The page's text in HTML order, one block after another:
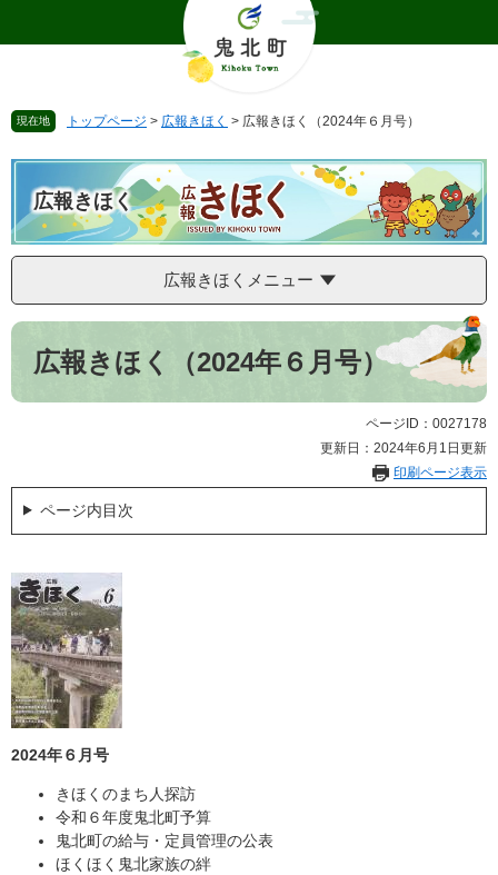
頭
飛
文
現在地 トップページ > 広報きほく > 広報きほく（2024年６月号）
広報きほく
広報きほくメニュー
本
広報きほく（2024年６月号）
ページID：0027178
更新日：2024年6月1日更新
印刷ページ表示
ページ内目次
2024年６月号
きほくのまち人探訪
令和６年度鬼北町予算
鬼北町の給与・定員管理の公表
ほくほく鬼北家族の絆